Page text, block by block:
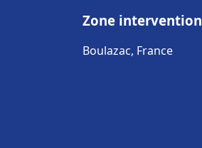
Zone intervention
Boulazac, France